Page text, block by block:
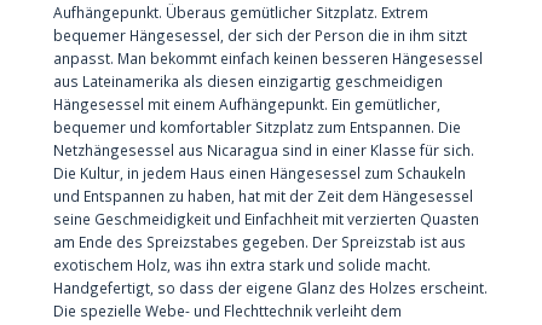
Aufhängepunkt. Überaus gemütlicher Sitzplatz. Extrem
bequemer Hängesessel, der sich der Person die in ihm sitzt
anpasst. Man bekommt einfach keinen besseren Hängesessel
aus Lateinamerika als diesen einzigartig geschmeidigen
Hängesessel mit einem Aufhängepunkt. Ein gemütlicher,
bequemer und komfortabler Sitzplatz zum Entspannen. Die
Netzhängesessel aus Nicaragua sind in einer Klasse für sich.
Die Kultur, in jedem Haus einen Hängesessel zum Schaukeln
und Entspannen zu haben, hat mit der Zeit dem Hängesessel
seine Geschmeidigkeit und Einfachheit mit verzierten Quasten
am Ende des Spreizstabes gegeben. Der Spreizstab ist aus
exotischem Holz, was ihn extra stark und solide macht.
Handgefertigt, so dass der eigene Glanz des Holzes erscheint.
Die spezielle Webe- und Flechttechnik verleiht dem